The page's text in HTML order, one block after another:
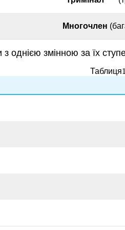
Многочлен
однією змінною за їх
Таблиця